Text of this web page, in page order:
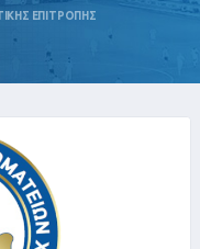
ΕΠΙΤΡΟΠΗΣ